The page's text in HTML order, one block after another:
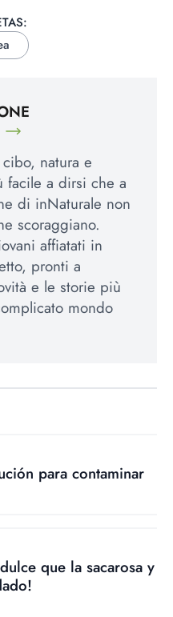
natura e
facile a dirsi che a
di inNaturale non
scoraggiano.
affiatati in
pronti a
e le storie più
mondo
para contaminar
que la sacarosa y